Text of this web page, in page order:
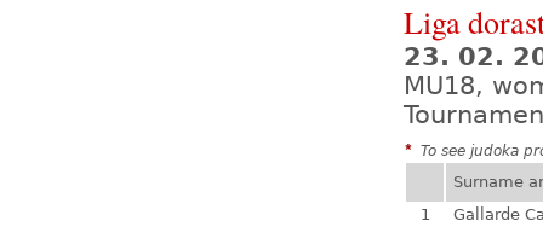
Liga
23. 02.
MU18,
* To see judoka
Surname
1
Gallarde